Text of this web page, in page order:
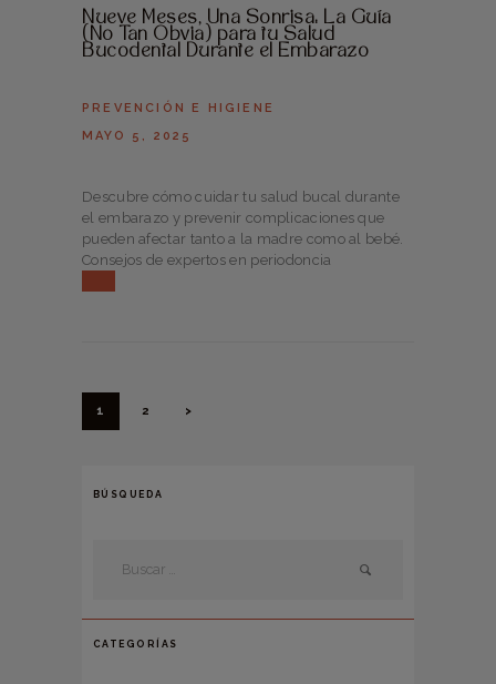
Nueve Meses, Una Sonrisa: La Guía
(No Tan Obvia) para tu Salud
Bucodental Durante el Embarazo
PREVENCIÓN E HIGIENE
MAYO 5, 2025
Descubre cómo cuidar tu salud bucal durante
el embarazo y prevenir complicaciones que
pueden afectar tanto a la madre como al bebé.
Consejos de expertos en periodoncia
1 2 >
BÚSQUEDA
CATEGORÍAS